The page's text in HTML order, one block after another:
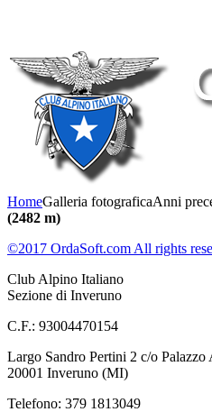
HomeGalleria fotograficaAnni
(2482 m)
©2017 OrdaSoft.com All rights
Club Alpino Italiano
Sezione di Inveruno
C.F.: 93004470154
Largo Sandro Pertini 2 c/o Palazzo
20001 Inveruno (MI)
Telefono: 379 1813049